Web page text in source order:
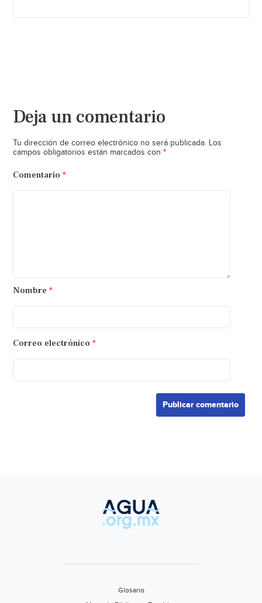
Deja un comentario
Tu dirección de correo electrónico no será publicada. Los
campos obligatorios están marcados con *
Comentario *
Nombre *
Correo electrónico *
Glosario